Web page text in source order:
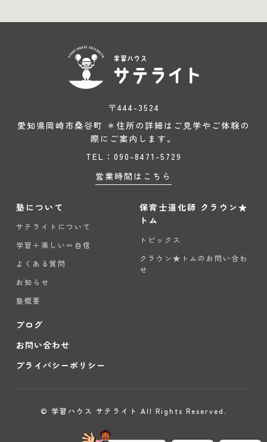
〒444-3524
愛知県岡崎市桑谷町 ＊住所の詳細はご見学やご体験の
際にご案内します。
TEL：090-8471-5729
営業時間はこちら
塾について
サテライトについて
学習＋楽しい＝自信
よくある質問
お知らせ
塾概要
保育士道化師 クラウン★
トム
トピックス
クラウン★トムのお問い合わ
せ
ブログ
お問い合わせ
プライバシーポリシー
© 学習ハウス サテライト All Rights Reserved.